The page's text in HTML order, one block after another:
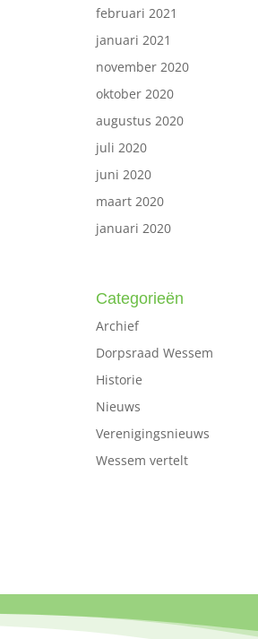
februari 2021
januari 2021
november 2020
oktober 2020
augustus 2020
juli 2020
juni 2020
maart 2020
januari 2020
Categorieën
Archief
Dorpsraad Wessem
Historie
Nieuws
Verenigingsnieuws
Wessem vertelt